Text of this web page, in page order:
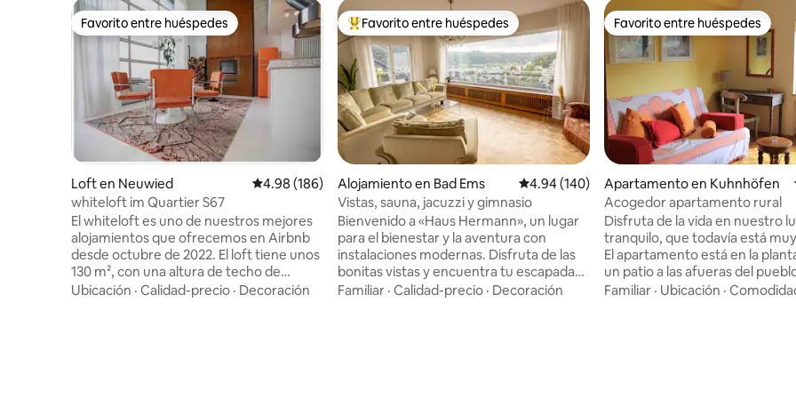
Favorito entre huéspedes
Favorito entre huéspedes
Loft en Neuwied Calificación promedio: 4.98 de 5, 186 reseñas
4.98 (186)
whiteloft im Quartier S67
El whiteloft es uno de nuestros mejores
alojamientos que ofrecemos en Airbnb
desde octubre de 2022. El loft tiene unos
130 m², con una altura de techo de
5,5 metros El 50 % de la superficie está
Ubicación · Calidad-precio · Decoración
Favorito entre huéspedes preferido
Favorito entre huéspedes
Alojamiento en Bad Ems Calificación promedio: 4.94 de 5, 140 reseñas
4.94 (140)
Vistas, sauna, jacuzzi y gimnasio
Bienvenido a «Haus Hermann», un lugar
para el bienestar y la aventura con
instalaciones modernas. Disfruta de las
bonitas vistas y encuentra tu escapada
para relajarte en nuestra casa de
Familiar · Calidad-precio · Decoración
Favorito entre huéspedes
Favorito entre huéspedes
Apartamento en Kuhnhöfen
Acogedor apartamento rural
Disfruta de la vida en nuestro
tranquilo, que todavía está
El apartamento está en la
un patio a las afueras del
de caballos adjunta. A solo 8 minutos (en
Familiar · Ubicación ·